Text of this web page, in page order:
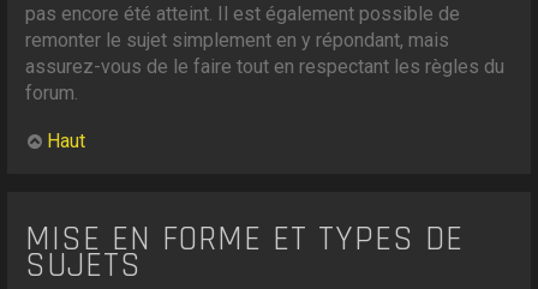
pas encore été atteint. Il est également possible de
remonter le sujet simplement en y répondant, mais
assurez-vous de le faire tout en respectant les règles du
forum.
Haut
MISE EN FORME ET TYPES DE
SUJETS